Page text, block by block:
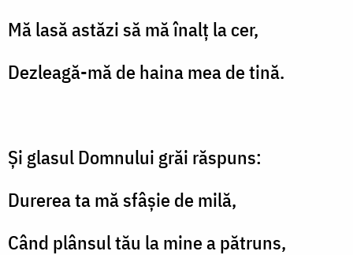
Mă lasă astăzi să mă înalț la cer,
Dezleagă-mă de haina mea de tină.
Și glasul Domnului grăi răspuns:
Durerea ta mă sfâșie de milă,
Când plânsul tău la mine a pătruns,